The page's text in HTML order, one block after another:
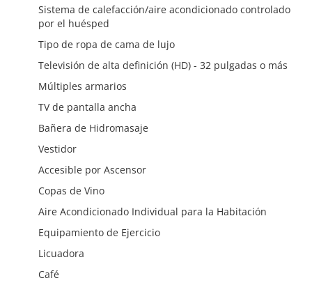
Sistema de calefacción/aire acondicionado controlado
por el huésped
Tipo de ropa de cama de lujo
Televisión de alta definición (HD) - 32 pulgadas o más
Múltiples armarios
TV de pantalla ancha
Bañera de Hidromasaje
Vestidor
Accesible por Ascensor
Copas de Vino
Aire Acondicionado Individual para la Habitación
Equipamiento de Ejercicio
Licuadora
Café